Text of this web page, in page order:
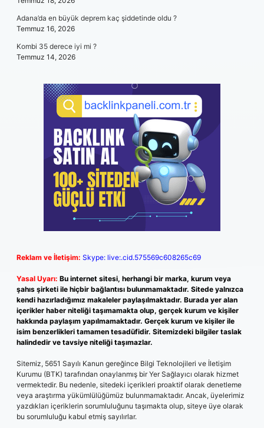
Adana’da en büyük deprem kaç şiddetinde oldu ?
Temmuz 16, 2026
Kombi 35 derece iyi mi ?
Temmuz 14, 2026
Reklam ve İletişim: Skype: live:.cid.575569c608265c69
Yasal Uyarı: Bu internet sitesi, herhangi bir marka, kurum veya
şahıs şirketi ile hiçbir bağlantısı bulunmamaktadır. Sitede yalnızca
kendi hazırladığımız makaleler paylaşılmaktadır. Burada yer alan
içerikler haber niteliği taşımamakta olup, gerçek kurum ve kişiler
hakkında paylaşım yapılmamaktadır. Gerçek kurum ve kişiler ile
isim benzerlikleri tamamen tesadüfidir. Sitemizdeki bilgiler taslak
halindedir ve tavsiye niteliği taşımazlar.
Sitemiz, 5651 Sayılı Kanun gereğince Bilgi Teknolojileri ve İletişim
Kurumu (BTK) tarafından onaylanmış bir Yer Sağlayıcı olarak hizmet
vermektedir. Bu nedenle, sitedeki içerikleri proaktif olarak denetleme
veya araştırma yükümlülüğümüz bulunmamaktadır. Ancak, üyelerimiz
yazdıkları içeriklerin sorumluluğunu taşımakta olup, siteye üye olarak
bu sorumluluğu kabul etmiş sayılırlar.